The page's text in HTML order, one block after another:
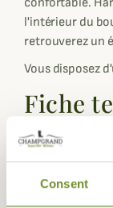
Consent
l'intérieur du
retrouverez un
Vous disposez
Fiche
Composition
Coloris
Genre